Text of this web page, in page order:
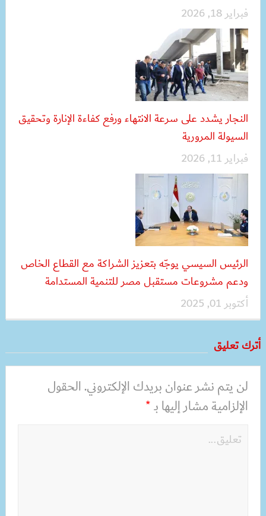
فبراير 18, 2026
النجار يشدد على سرعة الانتهاء ورفع كفاءة الإنارة وتحقيق
السيولة المرورية
فبراير 11, 2026
الرئيس السيسي يوجّه بتعزيز الشراكة مع القطاع الخاص
ودعم مشروعات مستقبل مصر للتنمية المستدامة
أكتوبر 01, 2025
أترك تعليق
لن يتم نشر عنوان بريدك الإلكتروني.الحقول
الإلزامية مشار إليها بـ*